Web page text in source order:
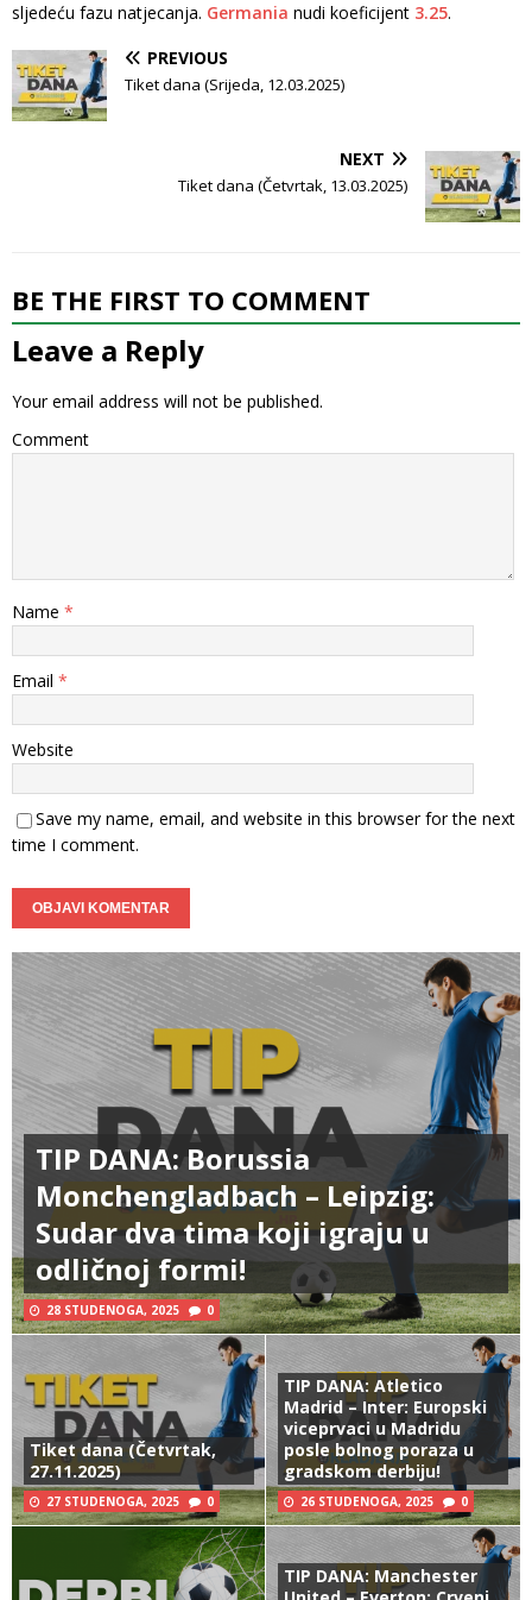
sljedeću fazu natjecanja. Germania nudi koeficijent 3.25.
PREVIOUS
Tiket dana (Srijeda, 12.03.2025)
NEXT
Tiket dana (Četvrtak, 13.03.2025)
BE THE FIRST TO COMMENT
Leave a Reply
Your email address will not be published.
Comment
Name *
Email *
Website
Save my name, email, and website in this browser for the next
time I comment.
TIP DANA: Borussia
Monchengladbach – Leipzig:
Sudar dva tima koji igraju u
odličnoj formi!
28 STUDENOGA, 2025 0
Tiket dana (Četvrtak,
27.11.2025)
27 STUDENOGA, 2025 0
TIP DANA: Atletico
Madrid – Inter: Europski
viceprvaci u Madridu
posle bolnog poraza u
gradskom derbiju!
26 STUDENOGA, 2025 0
TIP DANA: Manchester